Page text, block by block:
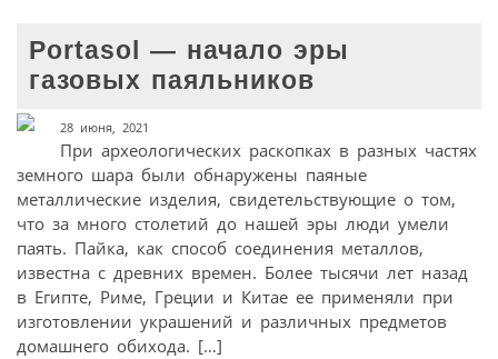
Portasol — начало эры
газовых паяльников
28 июня, 2021
При археологических раскопках в разных частях
земного шара были обнаружены паяные
металлические изделия, свидетельствующие о том,
что за много столетий до нашей эры люди умели
паять. Пайка, как способ соединения металлов,
известна с древних времен. Более тысячи лет назад
в Египте, Риме, Греции и Китае ее применяли при
изготовлении украшений и различных предметов
домашнего обихода. […]